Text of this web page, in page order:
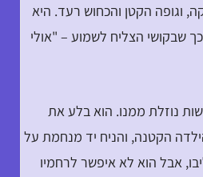
וגופה הקטן והכחוש רעד. היא
שבקושי הצליח לשמוע – "אולי
נוזלת ממנו. הוא בלע את
הקטנה, והניח יד מנחמת על
אבל הוא לא איפשר לרחמיו